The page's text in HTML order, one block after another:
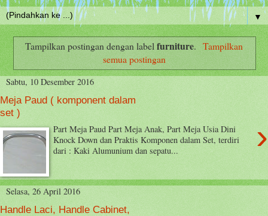
▼
Tampilkan postingan dengan labelfurniture. Tampilkan
semua postingan
Sabtu, 10 Desember 2016
Meja Paud ( komponent dalam
set )
›
Part Meja Paud Part Meja Anak, Part Meja Usia Dini
Knock Down dan Praktis Komponen dalam Set, terdiri
dari : Kaki Alumunium dan sepatu...
Selasa, 26 April 2016
Handle Laci, Handle Cabinet,